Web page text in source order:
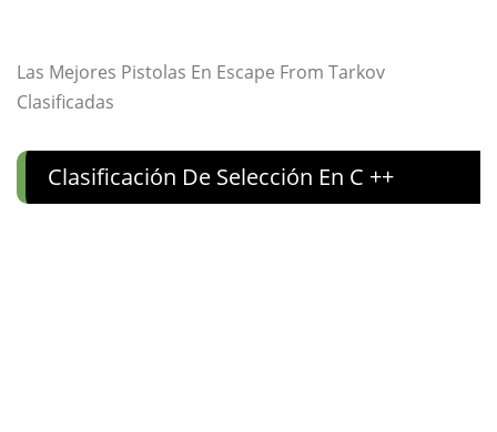
Las Mejores Pistolas En Escape From Tarkov
Clasificadas
Clasificación De Selección En C ++